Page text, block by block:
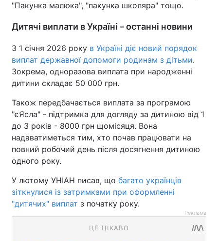
"Пакунка малюка", "пакунка школяра" тощо.
Дитячі виплати в Україні – останні новини
З 1 січня 2026 року в Україні діє новий порядок
виплат державної допомоги родинам з дітьми.
Зокрема, одноразова виплата при народженні
дитини складає 50 000 грн.
Також передбачається виплата за програмою
"єЯсла" - підтримка для догляду за дитиною від 1
до 3 років - 8000 грн щомісяця. Вона
надаватиметься тим, хто почав працювати на
повний робочий день після досягнення дитиною
одного року.
У лютому УНІАН писав, що багато українців
зіткнулися із затримками при оформленні
"дитячих" виплат з початку року.
Реклама